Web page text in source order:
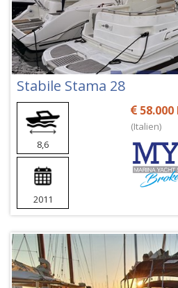
Stabile Stama 28
8,6
2011
58.000
(Italien)